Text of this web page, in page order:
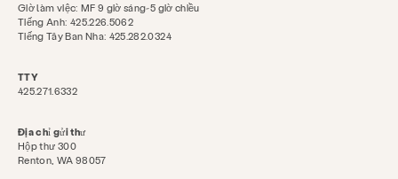
Giờ làm việc: MF 9 giờ sáng-5 giờ chiều
Tiếng Anh: 425.226.5062
Tiếng Tây Ban Nha: 425.282.0324
TTY
425.271.6332
Địa chỉ gửi thư
Hộp thư 300
Renton, WA 98057